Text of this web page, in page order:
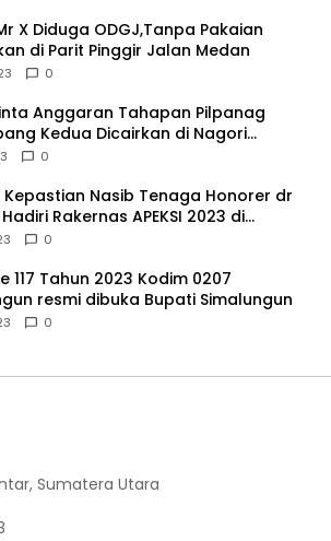
X Diduga ODGJ,Tanpa Pakaian
di Parit Pinggir Jalan Medan
0
Anggaran Tahapan Pilpanag
Kedua Dicairkan di Nagori
Ini Alasannya…
0
Nasib Tenaga Honorer dr
Rakernas APEKSI 2023 di
0
117 Tahun 2023 Kodim 0207
resmi dibuka Bupati Simalungun
0
Sumatera Utara